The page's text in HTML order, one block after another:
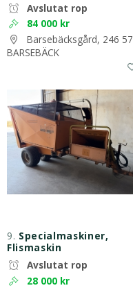
Avslutat rop
84 000 kr
Barsebäcksgård, 246 57
BARSEBÄCK
9. Specialmaskiner,
Flismaskin
Avslutat rop
28 000 kr